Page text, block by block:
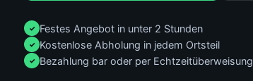
✓ Festes Angebot in unter 2 Stunden
✓ Kostenlose Abholung in jedem Ortsteil
✓ Bezahlung bar oder per Echtzeitüberweisung